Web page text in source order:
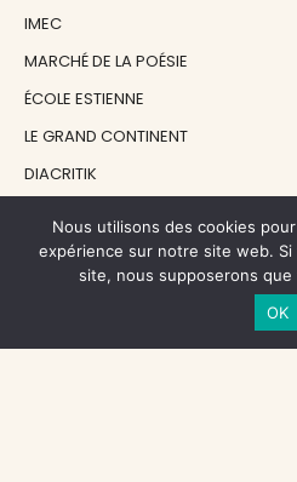
IMEC
MARCHÉ DE LA POÉSIE
ÉCOLE ESTIENNE
LE GRAND CONTINENT
DIACRITIK
NOS SOUTIENS
CENTRE NATIONAL DU LIVRE
Nous utilisons des cookies
expérience sur notre site web.
site, nous supposerons
OK